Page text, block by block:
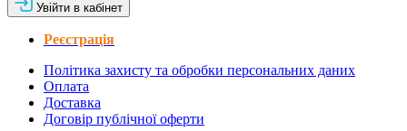
Увійти в кабінет
Реєстрація
Політика захисту та обробки персональних даних
Оплата
Доставка
Договір публічної оферти